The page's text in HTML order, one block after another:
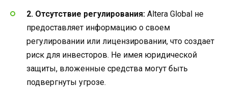
2. Отсутствие регулирования: Altera Global не
предоставляет информацию о своем
регулировании или лицензировании, что создает
риск для инвесторов. Не имея юридической
защиты, вложенные средства могут быть
подвергнуты угрозе.